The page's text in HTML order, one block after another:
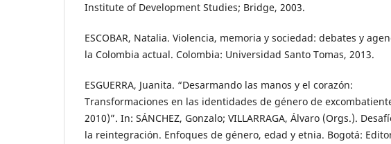
Institute of Development Studies; Bridge, 2003.
ESCOBAR, Natalia. Violencia, memoria y sociedad: debates y
la Colombia actual. Colombia: Universidad Santo Tomas, 2013.
ESGUERRA, Juanita. “Desarmando las manos y el corazón:
Transformaciones en las identidades de género de
2010)”. In: SÁNCHEZ, Gonzalo; VILLARRAGA, Álvaro (Orgs.).
la reintegración. Enfoques de género, edad y etnia. Bogotá: